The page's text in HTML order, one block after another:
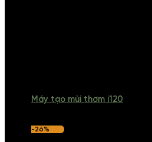
Máy tạo mùi thơm i120
-26%